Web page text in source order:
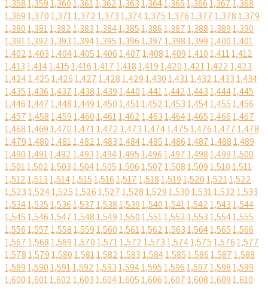
1,3581,3591,3601,3611,3621,3631,3641,3651,3661,3671,368
1,3691,3701,3711,3721,3731,3741,3751,3761,3771,3781,379
1,3801,3811,3821,3831,3841,3851,3861,3871,3881,3891,390
1,3911,3921,3931,3941,3951,3961,3971,3981,3991,4001,401
1,4021,4031,4041,4051,4061,4071,4081,4091,4101,4111,412
1,4131,4141,4151,4161,4171,4181,4191,4201,4211,4221,423
1,4241,4251,4261,4271,4281,4291,4301,4311,4321,4331,434
1,4351,4361,4371,4381,4391,4401,4411,4421,4431,4441,445
1,4461,4471,4481,4491,4501,4511,4521,4531,4541,4551,456
1,4571,4581,4591,4601,4611,4621,4631,4641,4651,4661,467
1,4681,4691,4701,4711,4721,4731,4741,4751,4761,4771,478
1,4791,4801,4811,4821,4831,4841,4851,4861,4871,4881,489
1,4901,4911,4921,4931,4941,4951,4961,4971,4981,4991,500
1,5011,5021,5031,5041,5051,5061,5071,5081,5091,5101,511
1,5121,5131,5141,5151,5161,5171,5181,5191,5201,5211,522
1,5231,5241,5251,5261,5271,5281,5291,5301,5311,5321,533
1,5341,5351,5361,5371,5381,5391,5401,5411,5421,5431,544
1,5451,5461,5471,5481,5491,5501,5511,5521,5531,5541,555
1,5561,5571,5581,5591,5601,5611,5621,5631,5641,5651,566
1,5671,5681,5691,5701,5711,5721,5731,5741,5751,5761,577
1,5781,5791,5801,5811,5821,5831,5841,5851,5861,5871,588
1,5891,5901,5911,5921,5931,5941,5951,5961,5971,5981,599
1,6001,6011,6021,6031,6041,6051,6061,6071,6081,6091,610